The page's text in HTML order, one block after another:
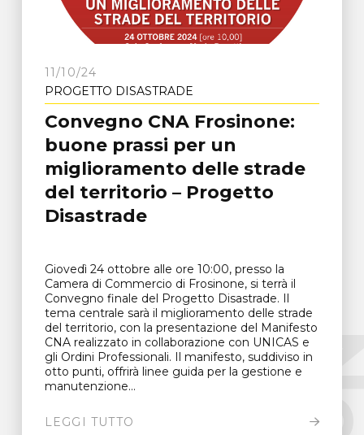
11/10/24
PROGETTO DISASTRADE
Convegno CNA Frosinone:
buone prassi per un
miglioramento delle strade
del territorio – Progetto
Disastrade
Giovedì 24 ottobre alle ore 10:00, presso la
Camera di Commercio di Frosinone, si terrà il
Convegno finale del Progetto Disastrade. Il
tema centrale sarà il miglioramento delle strade
del territorio, con la presentazione del Manifesto
CNA realizzato in collaborazione con UNICAS e
gli Ordini Professionali. Il manifesto, suddiviso in
otto punti, offrirà linee guida per la gestione e
manutenzione...
LEGGI TUTTO